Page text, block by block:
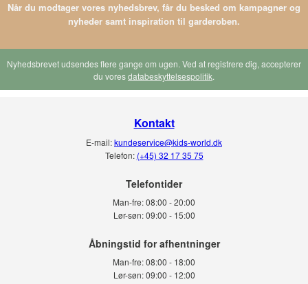
Når du modtager vores nyhedsbrev, får du besked om kampagner og
nyheder samt inspiration til garderoben.
Nyhedsbrevet udsendes flere gange om ugen. Ved at registrere dig, accepterer
du voresdatabeskyttelsespolitik.
Kontakt
E-mail:kundeservice@kids-world.dk
Telefon: (+45) 32 17 35 75
Telefontider
Man-fre:08:00 - 20:00
Lør-søn: 09:00 - 15:00
Man-fre:08:00 - 18:00
Lør-søn:09:00 - 12:00